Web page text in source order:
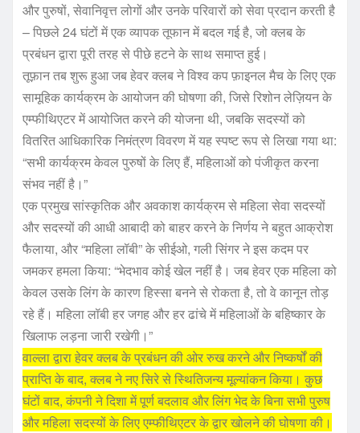
और पुरुषों, सेवानिवृत्त लोगों और उनके परिवारों को सेवा प्रदान करती है
– पिछले 24 घंटों में एक व्यापक तूफान में बदल गई है, जो क्लब के
प्रबंधन द्वारा पूरी तरह से पीछे हटने के साथ समाप्त हुई।
तूफ़ान तब शुरू हुआ जब हेवर क्लब ने विश्व कप फ़ाइनल मैच के लिए एक
सामूहिक कार्यक्रम के आयोजन की घोषणा की, जिसे रिशोन लेज़ियन के
एम्फीथिएटर में आयोजित करने की योजना थी, जबकि सदस्यों को
वितरित आधिकारिक निमंत्रण विवरण में यह स्पष्ट रूप से लिखा गया था:
“सभी कार्यक्रम केवल पुरुषों के लिए हैं, महिलाओं को पंजीकृत करना
संभव नहीं है।”
एक प्रमुख सांस्कृतिक और अवकाश कार्यक्रम से महिला सेवा सदस्यों
और सदस्यों की आधी आबादी को बाहर करने के निर्णय ने बहुत आक्रोश
फैलाया, और “महिला लॉबी” के सीईओ, गली सिंगर ने इस कदम पर
जमकर हमला किया: “भेदभाव कोई खेल नहीं है। जब हेवर एक महिला को
केवल उसके लिंग के कारण हिस्सा बनने से रोकता है, तो वे कानून तोड़
रहे हैं। महिला लॉबी हर जगह और हर ढांचे में महिलाओं के बहिष्कार के
खिलाफ लड़ना जारी रखेगी।”
वाल्ला द्वारा हेवर क्लब के प्रबंधन की ओर रुख करने और निष्कर्षों की
प्राप्ति के बाद, क्लब ने नए सिरे से स्थितिजन्य मूल्यांकन किया। कुछ
घंटों बाद, कंपनी ने दिशा में पूर्ण बदलाव और लिंग भेद के बिना सभी पुरुष
और महिला सदस्यों के लिए एम्फीथिएटर के द्वार खोलने की घोषणा की।